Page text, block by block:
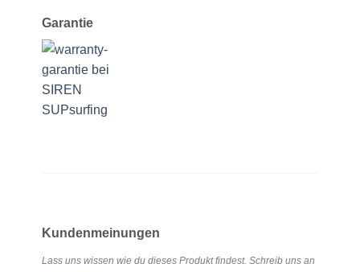
Garantie
Kundenmeinungen
Lass uns wissen wie du dieses Produkt findest. Schreib uns an